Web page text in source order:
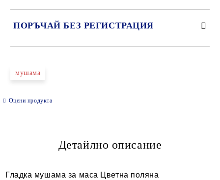
ПОРЪЧАЙ БЕЗ РЕГИСТРАЦИЯ
Ние ще се свържем с вас в рамките на работния ден.
мушама
Оцени продукта
Детайлно описание
Гладка мушама за маса Цветна поляна